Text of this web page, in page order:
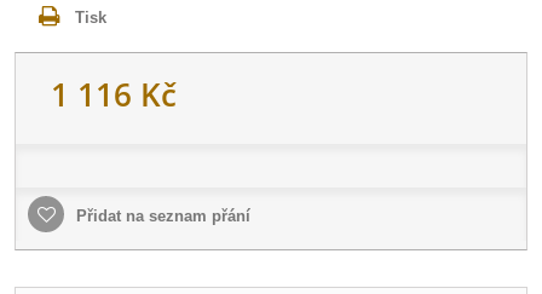
Tisk
1 116 Kč
Přidat na seznam přání